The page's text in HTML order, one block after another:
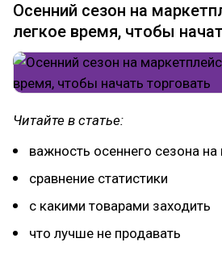
Осенний сезон на
легкое время, чтобы
Читайте в статье:
важность осеннего сезона на
сравнение статистики
с какими товарами заходить
что лучше не продавать